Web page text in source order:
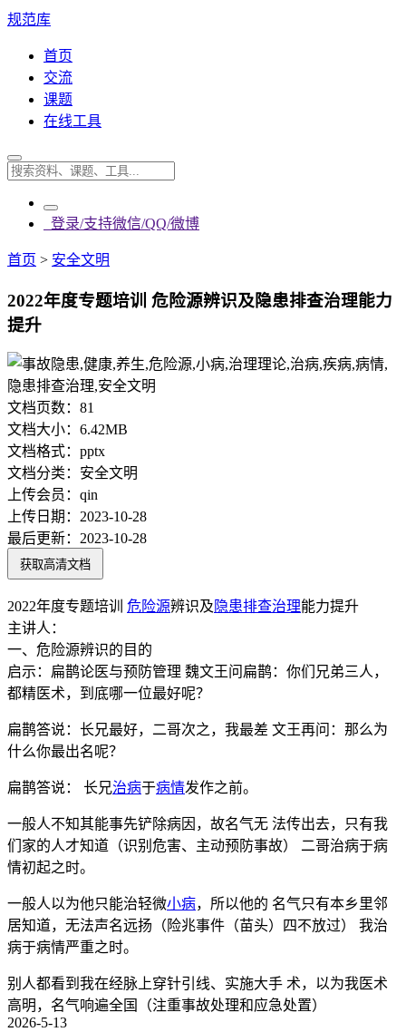
规范库
首页
交流
课题
在线工具
登录/支持微信/QQ/微博
首页 > 安全文明
2022年度专题培训 危险源辨识及隐患排查治理能力
提升
文档页数： 81
文档大小： 6.42MB
文档格式： pptx
文档分类： 安全文明
上传会员： qin
上传日期： 2023-10-28
最后更新： 2023-10-28
获取高清文档
2022年度专题培训 危险源辨识及 隐患排查治理能力提升
主讲人：
一、危险源辨识的目的
启示：扁鹊论医与预防管理 魏文王问扁鹊：你们兄弟三人，
都精医术，到底哪一位最好呢？
扁鹊答说：长兄最好，二哥次之，我最差 文王再问：那么为
什么你最出名呢？
扁鹊答说： 长兄治病于病情发作之前。
一般人不知其能事先铲除病因，故名气无 法传出去，只有我
们家的人才知道（识别危害、主动预防事故） 二哥治病于病
情初起之时。
一般人以为他只能治轻微小病，所以他的 名气只有本乡里邻
居知道，无法声名远扬（险兆事件（苗头）四不放过） 我治
病于病情严重之时。
别人都看到我在经脉上穿针引线、实施大手 术，以为我医术
高明，名气响遍全国（注重事故处理和应急处置）
2026-5-13